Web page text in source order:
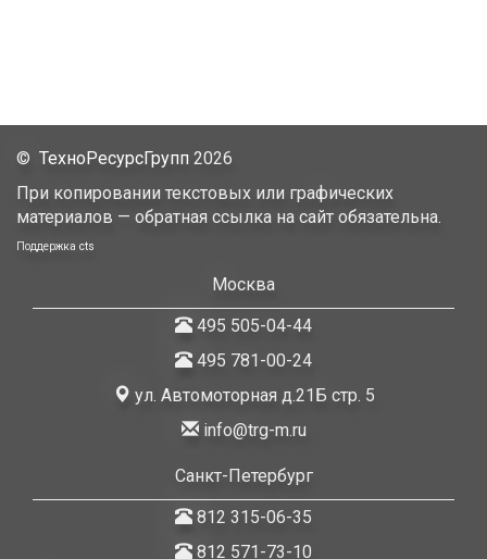
© ТехноРесурсГрупп 2026
При копировании текстовых или графических
материалов — обратная ссылка на сайт обязательна.
Поддержка cts
Москва
495 505-04-44
495 781-00-24
ул. Автомоторная д.21Б стр. 5
info@trg-m.ru
Санкт-Петербург
812 315-06-35
812 571-73-10